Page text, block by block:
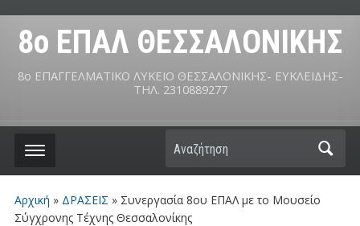
8ο ΕΠΑΛ ΘΕΣΣΑΛΟΝΙΚΗΣ
8ο ΕΠΑΓΓΕΛΜΑΤΙΚΟ ΛΥΚΕΙΟ ΘΕΣΣΑΛΟΝΙΚΗΣ- ΕΥΚΛΕΙΔΗΣ-
ΤΗΛ. 2310889277
Αναζήτηση
Αρχική » ΔΡΑΣΕΙΣ » Συνεργασία 8ου ΕΠΑΛ με το Μουσείο
Σύγχρονης Τέχνης Θεσσαλονίκης